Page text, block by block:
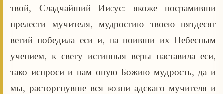
твой, Сладчайший Иисус: якоже посрамивши
прелести мучителя, мудростию твоею пятдесят
ветий победила еси и, на поивши их Небесным
учением, к свету истинныя веры наставила еси,
тако испроси и нам оную Божию мудрость, да и
мы, расторгнувше вся козни адскаго мучителя и